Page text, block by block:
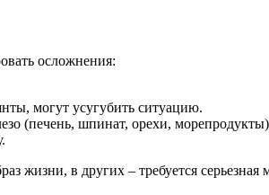
осложнения:
могут усугубить ситуацию.
(печень, шпинат, орехи,
жизни, в других – требуется серьезная